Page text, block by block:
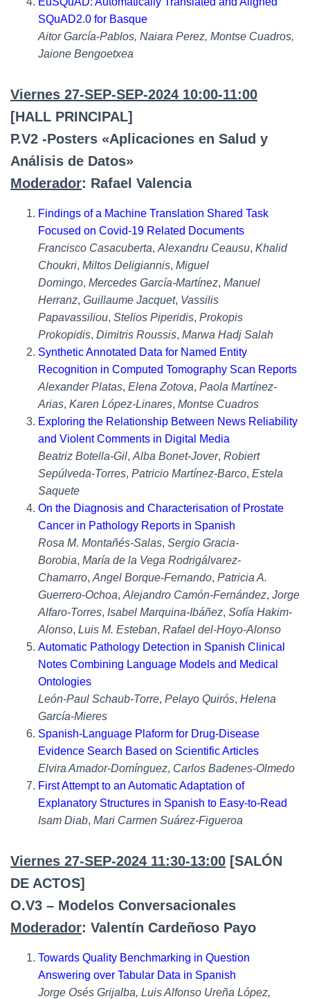
SQuAD2.0 for Basque
Aitor García-Pablos, Naiara Perez, Montse Cuadros,
Jaione Bengoetxea
Viernes 27-SEP-SEP-2024 10:00-11:00
[HALL PRINCIPAL]
P.V2 -Posters «Aplicaciones en Salud y
Análisis de Datos»
Moderador: Rafael Valencia
Findings of a Machine Translation Shared Task
Focused on Covid-19 Related Documents
Francisco Casacuberta, Alexandru Ceausu, Khalid
Choukri, Miltos Deligiannis, Miguel
Domingo, Mercedes García-Martínez, Manuel
Herranz, Guillaume Jacquet, Vassilis
Papavassiliou, Stelios Piperidis, Prokopis
Prokopidis, Dimitris Roussis, Marwa Hadj Salah
Synthetic Annotated Data for Named Entity
Recognition in Computed Tomography Scan Reports
Alexander Platas, Elena Zotova, Paola Martínez-
Arias, Karen López-Linares, Montse Cuadros
Exploring the Relationship Between News Reliability
and Violent Comments in Digital Media
Beatriz Botella-Gil, Alba Bonet-Jover, Robiert
Sepúlveda-Torres, Patricio Martínez-Barco, Estela
Saquete
On the Diagnosis and Characterisation of Prostate
Cancer in Pathology Reports in Spanish
Rosa M. Montañés-Salas, Sergio Gracia-
Borobia, María de la Vega Rodrigálvarez-
Chamarro, Angel Borque-Fernando, Patricia A.
Guerrero-Ochoa, Alejandro Camón-Fernández, Jorge
Alfaro-Torres, Isabel Marquina-Ibáñez, Sofía Hakim-
Alonso, Luis M. Esteban, Rafael del-Hoyo-Alonso
Automatic Pathology Detection in Spanish Clinical
Notes Combining Language Models and Medical
Ontologies
León-Paul Schaub-Torre, Pelayo Quirós, Helena
García-Mieres
Spanish-Language Plaform for Drug-Disease
Evidence Search Based on Scientific Articles
Elvira Amador-Domínguez, Carlos Badenes-Olmedo
First Attempt to an Automatic Adaptation of
Explanatory Structures in Spanish to Easy-to-Read
Isam Diab, Mari Carmen Suárez-Figueroa
Viernes 27-SEP-2024 11:30-13:00 [SALÓN
DE ACTOS]
O.V3 – Modelos Conversacionales
Moderador: Valentín Cardeñoso Payo
Towards Quality Benchmarking in Question
Answering over Tabular Data in Spanish
Jorge Osés Grijalba, Luis Alfonso Ureña López,